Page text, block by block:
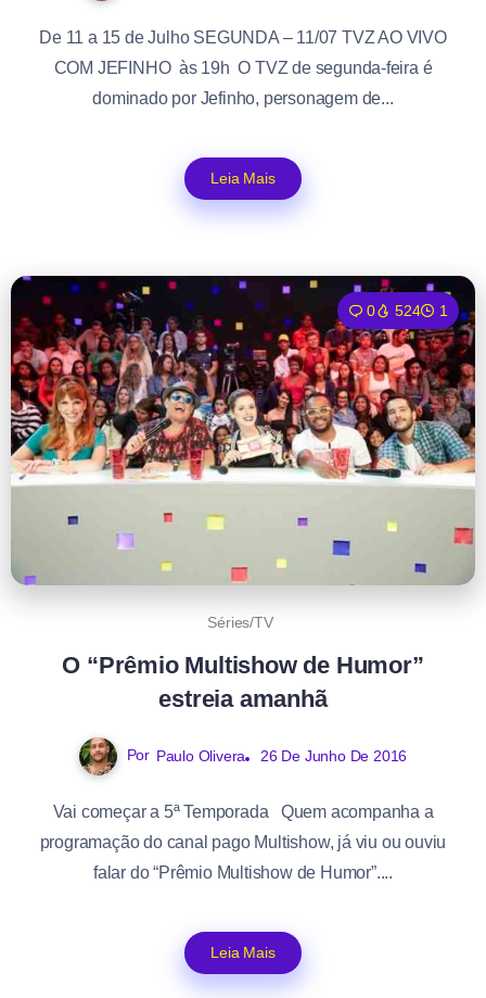
De 11 a 15 de Julho SEGUNDA – 11/07 TVZ AO VIVO
COM JEFINHO às 19h O TVZ de segunda-feira é
dominado por Jefinho, personagem de...
Leia Mais
0 524 1
Séries/TV
O “Prêmio Multishow de Humor”
estreia amanhã
Por Paulo Olivera 26 De Junho De 2016
Vai começar a 5ª Temporada Quem acompanha a
programação do canal pago Multishow, já viu ou ouviu
falar do “Prêmio Multishow de Humor”....
Leia Mais